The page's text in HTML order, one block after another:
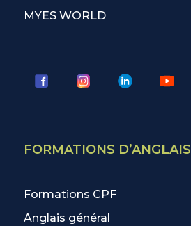
MYES WORLD
FORMATIONS D’ANGLAIS
Formations CPF
Anglais général